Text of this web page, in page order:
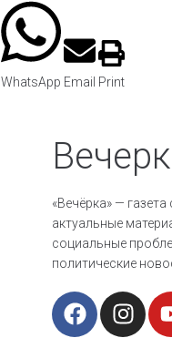
WhatsApp Email Print
«Вечёрка» —
актуальные
социальные
политические